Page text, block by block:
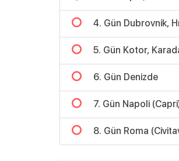
4. Gün Dubrovnik,
5. Gün Kotor,
6. Gün Denizde
7. Gün Napoli
8. Gün Roma